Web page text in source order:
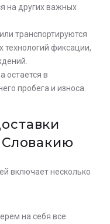
на других важных
транспортируются
технологий фиксации,
остается в
пробега и износа.
включает несколько
на себя все